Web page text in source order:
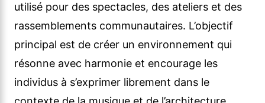
utilisé pour des spectacles, des ateliers et des
rassemblements communautaires. L’objectif
principal est de créer un environnement qui
résonne avec harmonie et encourage les
individus à s’exprimer librement dans le